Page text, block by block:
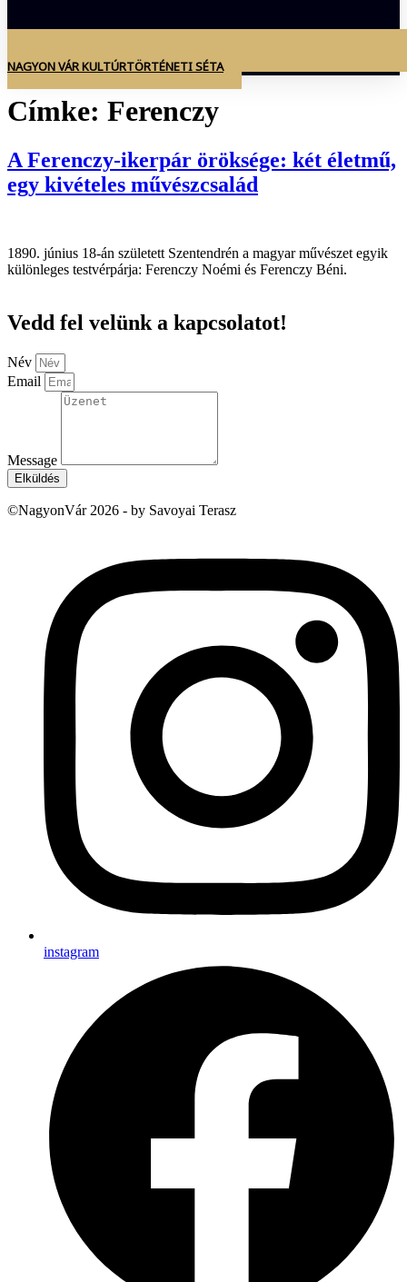
NAGYON VÁR KULTÚRTÖRTÉNETI SÉTA
Címke: Ferenczy
A Ferenczy-ikerpár öröksége: két életmű,
egy kivételes művészcsalád
1890. június 18-án született Szentendrén a magyar művészet egyik
különleges testvérpárja: Ferenczy Noémi és Ferenczy Béni.
Vedd fel velünk a kapcsolatot!
Név
Email
Message
Elküldés
©NagyonVár 2026 - by Savoyai Terasz
instagram